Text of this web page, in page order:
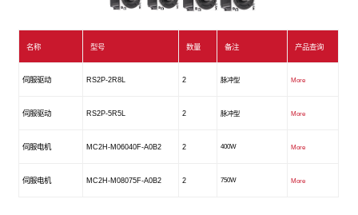
名称 型号 数量 备注 产品查询
伺服驱动 RS2P-2R8L 2 脉冲型 More
伺服驱动 RS2P-5R5L 2 脉冲型 More
伺服电机 MC2H-M06040F-A0B2 2 400W More
伺服电机 MC2H-M08075F-A0B2 2 750W More